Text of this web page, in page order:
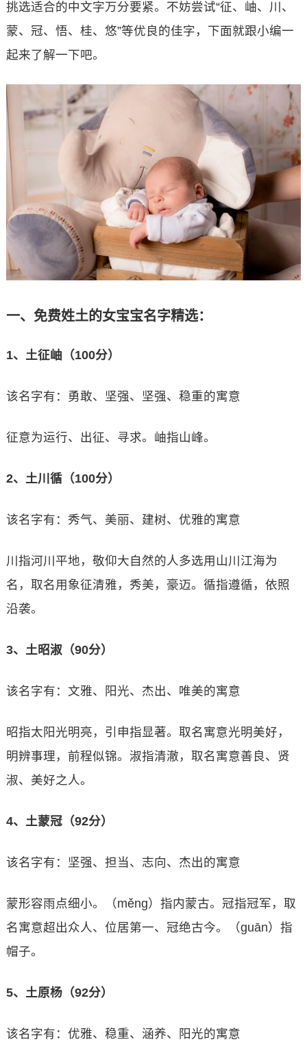
挑选适合的中文字万分要紧。不妨尝试“征、岫、川、
蒙、冠、悟、桂、悠”等优良的佳字，下面就跟小编一
起来了解一下吧。
一、免费姓土的女宝宝名字精选：
1、土征岫（100分）
该名字有：勇敢、坚强、坚强、稳重的寓意
征意为运行、出征、寻求。岫指山峰。
2、土川循（100分）
该名字有：秀气、美丽、建树、优雅的寓意
川指河川平地，敬仰大自然的人多选用山川江海为
名，取名用象征清雅，秀美，豪迈。循指遵循，依照
沿袭。
3、土昭淑（90分）
该名字有：文雅、阳光、杰出、唯美的寓意
昭指太阳光明亮，引申指显著。取名寓意光明美好，
明辨事理，前程似锦。淑指清澈，取名寓意善良、贤
淑、美好之人。
4、土蒙冠（92分）
该名字有：坚强、担当、志向、杰出的寓意
蒙形容雨点细小。（měng）指内蒙古。冠指冠军，取
名寓意超出众人、位居第一、冠绝古今。（guān）指
帽子。
5、土原杨（92分）
该名字有：优雅、稳重、涵养、阳光的寓意